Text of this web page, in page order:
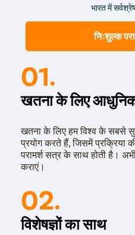
भारत में
निःशुल्क
01.
खतना के लिए
खतना के लिए हम विश्व के सबसे
प्रयोग करते हैं, जिसमें प्रक्रिया
परामर्श सत्र के साथ होती है।
कराएं।
02.
विशेषज्ञों का साथ